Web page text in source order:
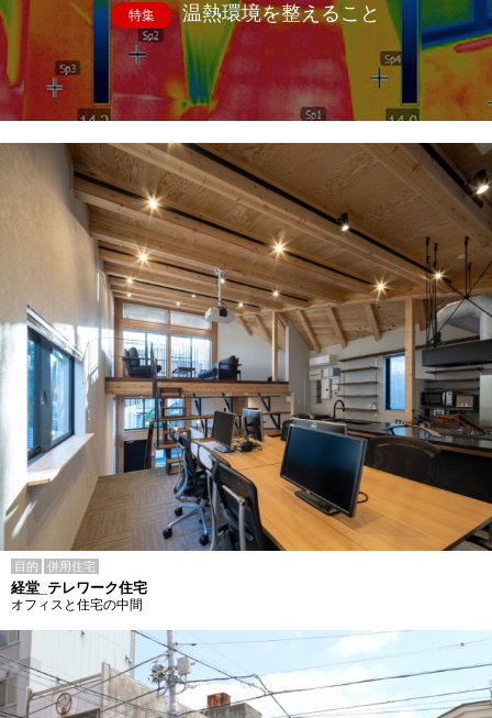
特集 温熱環境を整えること
目的 併用住宅
経堂_テレワーク住宅
オフィスと住宅の中間